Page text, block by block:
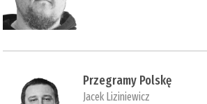
Przegramy Polskę
Jacek Liziniewicz